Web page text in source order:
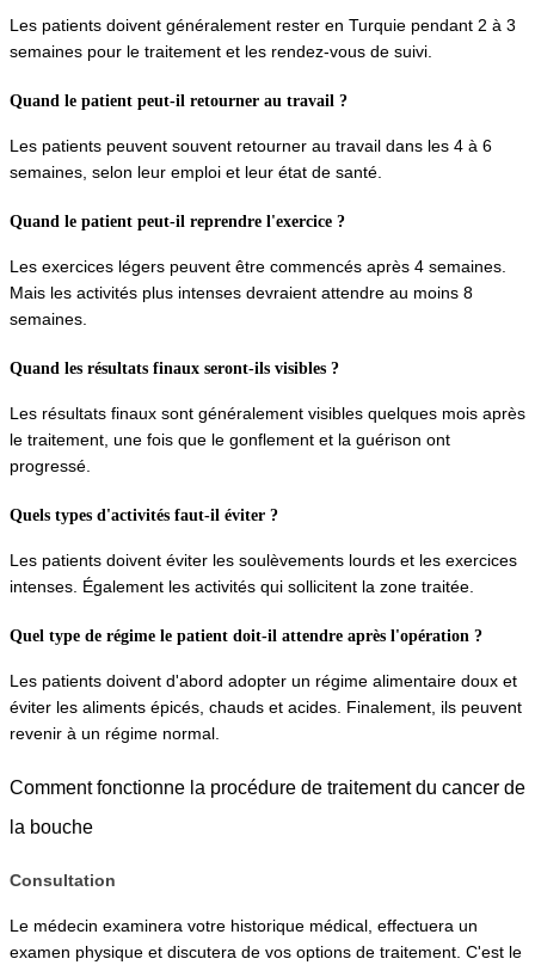
Les patients doivent généralement rester en Turquie pendant 2 à 3
semaines pour le traitement et les rendez-vous de suivi.
Quand le patient peut-il retourner au travail ?
Les patients peuvent souvent retourner au travail dans les 4 à 6
semaines, selon leur emploi et leur état de santé.
Quand le patient peut-il reprendre l'exercice ?
Les exercices légers peuvent être commencés après 4 semaines.
Mais les activités plus intenses devraient attendre au moins 8
semaines.
Quand les résultats finaux seront-ils visibles ?
Les résultats finaux sont généralement visibles quelques mois après
le traitement, une fois que le gonflement et la guérison ont
progressé.
Quels types d'activités faut-il éviter ?
Les patients doivent éviter les soulèvements lourds et les exercices
intenses. Également les activités qui sollicitent la zone traitée.
Quel type de régime le patient doit-il attendre après l'opération ?
Les patients doivent d'abord adopter un régime alimentaire doux et
éviter les aliments épicés, chauds et acides. Finalement, ils peuvent
revenir à un régime normal.
Comment fonctionne la procédure de traitement du cancer de
la bouche
Consultation
Le médecin examinera votre historique médical, effectuera un
examen physique et discutera de vos options de traitement. C'est le